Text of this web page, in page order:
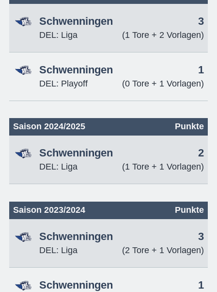
Schwenningen
DEL: Liga
3
(1 Tore + 2 Vorlagen)
Schwenningen
DEL: Playoff
1
(0 Tore + 1 Vorlagen)
Saison 2024/2025 Punkte
Schwenningen
DEL: Liga
2
(1 Tore + 1 Vorlagen)
Saison 2023/2024 Punkte
Schwenningen
DEL: Liga
3
(2 Tore + 1 Vorlagen)
Schwenningen 1